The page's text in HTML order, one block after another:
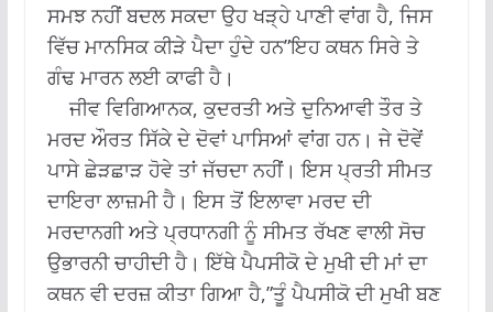
ਸਮਝ ਨਹੀਂ ਬਦਲ ਸਕਦਾ ਉਹ ਖੜ੍ਹੇ ਪਾਣੀ ਵਾਂਗ ਹੈ, ਜਿਸ
ਵਿੱਚ ਮਾਨਸਿਕ ਕੀੜੇ ਪੈਦਾ ਹੁੰਦੇ ਹਨ”ਇਹ ਕਥਨ ਸਿਰੇ ਤੇ
ਗੰਢ ਮਾਰਨ ਲਈ ਕਾਫੀ ਹੈ।
ਜੀਵ ਵਿਗਿਆਨਕ, ਕੁਦਰਤੀ ਅਤੇ ਦੁਨਿਆਵੀ ਤੌਰ ਤੇ
ਮਰਦ ਔਰਤ ਸਿੱਕੇ ਦੇ ਦੋਵਾਂ ਪਾਸਿਆਂ ਵਾਂਗ ਹਨ। ਜੇ ਦੋਵੇਂ
ਪਾਸੇ ਛੇੜਛਾੜ ਹੋਵੇ ਤਾਂ ਜੱਚਦਾ ਨਹੀਂ। ਇਸ ਪ੍ਰਤੀ ਸੀਮਤ
ਦਾਇਰਾ ਲਾਜ਼ਮੀ ਹੈ। ਇਸ ਤੋਂ ਇਲਾਵਾ ਮਰਦ ਦੀ
ਮਰਦਾਨਗੀ ਅਤੇ ਪ੍ਰਧਾਨਗੀ ਨੂੰ ਸੀਮਤ ਰੱਖਣ ਵਾਲੀ ਸੋਚ
ਉਭਾਰਨੀ ਚਾਹੀਦੀ ਹੈ। ਇੱਥੇ ਪੈਪਸੀਕੋ ਦੇ ਮੁਖੀ ਦੀ ਮਾਂ ਦਾ
ਕਥਨ ਵੀ ਦਰਜ਼ ਕੀਤਾ ਗਿਆ ਹੈ,”ਤੂੰ ਪੈਪਸੀਕੋ ਦੀ ਮੁਖੀ ਬਣ